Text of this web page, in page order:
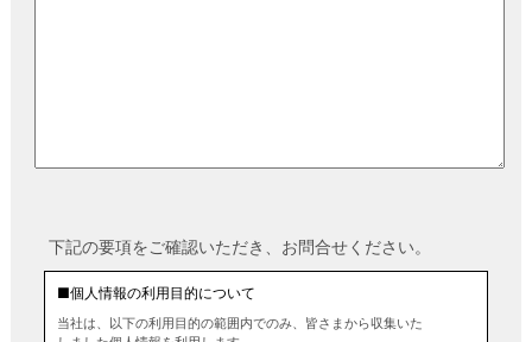
下記の要項をご確認いただき、お問合せください。
■個人情報の利用目的について
当社は、以下の利用目的の範囲内でのみ、皆さまから収集いた